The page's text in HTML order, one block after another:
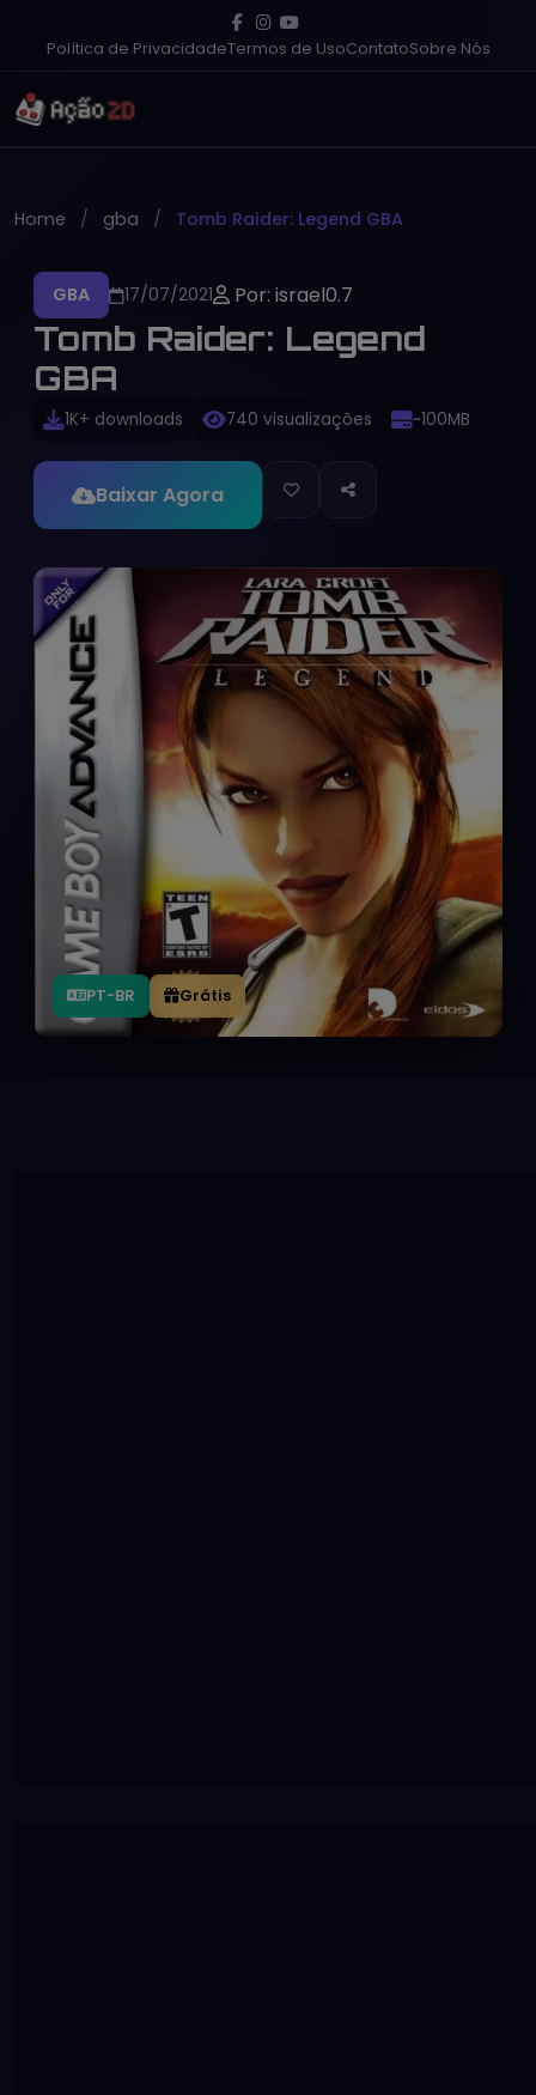
Política de PrivacidadeTermos de UsoContatoSobre Nós
Home gba Tomb Raider: Legend GBA
GBA 17/07/2021 Por: israel0.7
Tomb Raider: Legend
GBA
1K+ downloads 740 visualizações ~100MB
Baixar Agora
PT-BR Grátis